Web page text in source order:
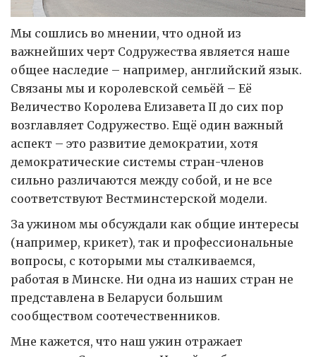
Мы сошлись во мнении, что одной из
важнейших черт Содружества является наше
общее наследие – например, английский язык.
Связаны мы и королевской семьёй – Её
Величество Королева Елизавета II до сих пор
возглавляет Содружество. Ещё один важный
аспект – это развитие демократии, хотя
демократические системы стран-членов
сильно различаются между собой, и не все
соответствуют Вестминстерской модели.
За ужином мы обсуждали как общие интересы
(например, крикет), так и профессиональные
вопросы, с которыми мы сталкиваемся,
работая в Минске. Ни одна из наших стран не
представлена в Беларуси большим
сообществом соотечественников.
Мне кажется, что наш ужин отражает